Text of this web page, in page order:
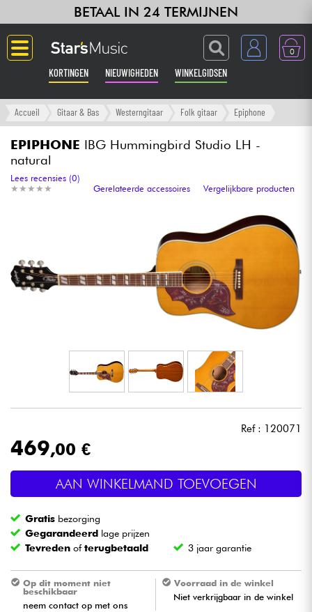
BETAAL IN 24 TERMIJNEN
0
KORTINGEN NIEUWIGHEDEN WINKELGIDSEN
Langue
Gitaar & Bas
Versterker & Effecten
Home-studio
Licht
Blaasinstrument
Viool & Quatuor
Accueil Gitaar & Bas Westerngitaar Folk gitaar Epiphone
EPIPHONE IBG Hummingbird Studio LH -
natural
★ ★ ★ ★ ★
★ ★ ★ ★ ★
Lees recensies (0)
Gerelateerde accessoires
Vergelijkbare producten
Ref : 120071
469,00 €
AAN WINKELMAND TOEVOEGEN
Gratis bezorging
Gegarandeerd lage prijzen
Tevreden ofterugbetaald 3 jaar garantie
Op dit moment niet
beschikbaar
neem contact op met ons
Voorraad in de winkel
Niet verkrijgbaar in de winkel